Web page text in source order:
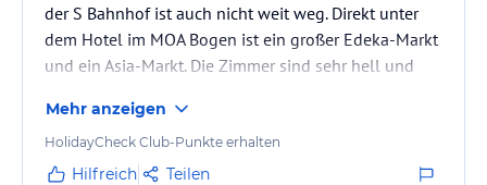
der S Bahnhof ist auch nicht weit weg. Direkt unter
dem Hotel im MOA Bogen ist ein großer Edeka-Markt
und ein Asia-Markt. Die Zimmer sind sehr hell und
Lobbybereich ist super schön gestaltet und die
Mitarbeiter waren alle super nett und
zuvorkommend.
Mehr anzeigen
HolidayCheck Club-Punkte erhalten
Hilfreich Teilen